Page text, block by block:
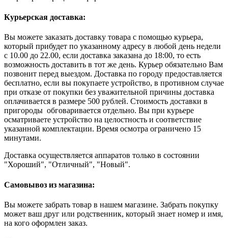
Курьерская доставка:
Вы можете заказать доставку товара с помощью курьера,
который прибудет по указанному адресу в любой день недели
с 10.00 до 22.00, если доставка заказана до 18:00, то есть
возможность доставить в тот же день. Курьер обязательно Вам
позвонит перед выездом. Доставка по городу предоставляется
бесплатно, если вы покупаете устройство, в противном случае
при отказе от покупки без уважительной причины доставка
оплачивается в размере 500 рублей. Стоимость доставки в
пригороды обговаривается отдельно. Вы при курьере
осматриваете устройство на целостность и соответствие
указанной комплектации. Время осмотра ограничено 15
минутами.
Доставка осуществляется аппаратов только в состоянии
"Хороший", "Отличный", "Новый".
Самовывоз из магазина:
Вы можете забрать товар в нашем магазине. Забрать покупку
может ваш друг или родственник, который знает номер и имя,
на кого оформлен заказ.